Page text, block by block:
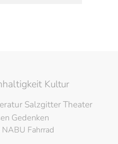
Kultur
SalzgitterTheater
Gedenken
NABU Fahrrad